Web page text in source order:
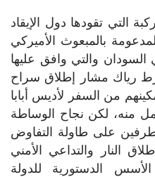
التي تقودها دول الإيقاد
بالمبعوث الأميركي
السودان والتي وافق عليها
رياك مشار إطلاق سراح
من السفر لأديس أبابا
منه، لكن نجاح الوساطة
على طاولة التفاوض
النار والتداعي الأمني
الدستورية للدولة